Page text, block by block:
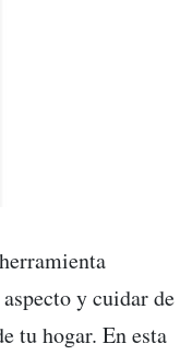
y cuidar de
tu hogar. En esta